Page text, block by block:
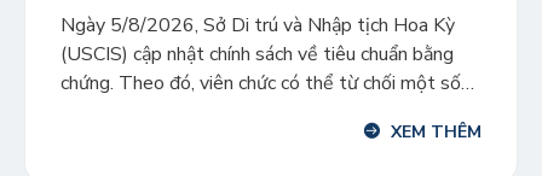
Ngày 5/8/2026, Sở Di trú và Nhập tịch Hoa Kỳ
(USCIS) cập nhật chính sách về tiêu chuẩn bằng
chứng. Theo đó, viên chức có thể từ chối một số
chứng (RFE) hoặc Thông báo dự định từ chốiXEM THÊM